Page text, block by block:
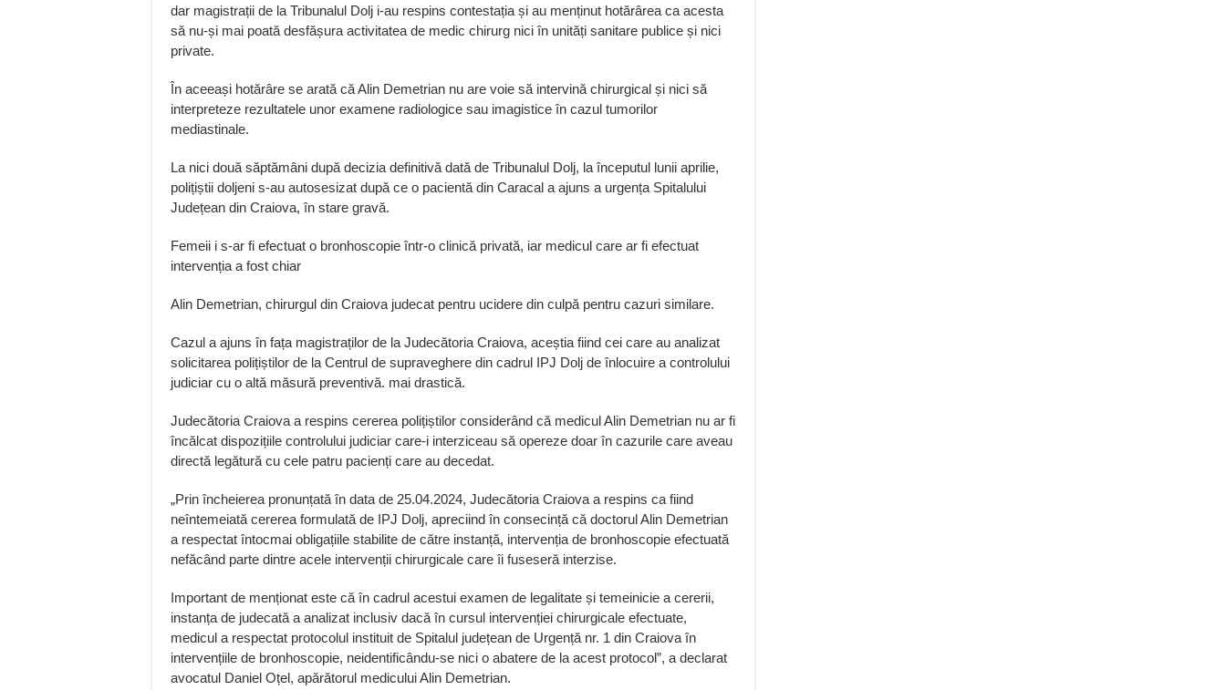
dar magistrații de la Tribunalul Dolj i-au respins contestația și au menținut hotărârea ca acesta
să nu-și mai poată desfășura activitatea de medic chirurg nici în unități sanitare publice și nici
private.
În aceeași hotărâre se arată că Alin Demetrian nu are voie să intervină chirurgical și nici să
interpreteze rezultatele unor examene radiologice sau imagistice în cazul tumorilor
mediastinale.
La nici două săptămâni după decizia definitivă dată de Tribunalul Dolj, la începutul lunii aprilie,
polițiștii doljeni s-au autosesizat după ce o pacientă din Caracal a ajuns a urgența Spitalului
Județean din Craiova, în stare gravă.
Femeii i s-ar fi efectuat o bronhoscopie într-o clinică privată, iar medicul care ar fi efectuat
intervenția a fost chiar
Alin Demetrian, chirurgul din Craiova judecat pentru ucidere din culpă pentru cazuri similare.
Cazul a ajuns în fața magistraților de la Judecătoria Craiova, aceștia fiind cei care au analizat
solicitarea polițiștilor de la Centrul de supraveghere din cadrul IPJ Dolj de înlocuire a controlului
judiciar cu o altă măsură preventivă. mai drastică.
Judecătoria Craiova a respins cererea polițiștilor considerând că medicul Alin Demetrian nu ar fi
încălcat dispozițiile controlului judiciar care-i interziceau să opereze doar în cazurile care aveau
directă legătură cu cele patru pacienți care au decedat.
„Prin încheierea pronunțată în data de 25.04.2024, Judecătoria Craiova a respins ca fiind
neîntemeiată cererea formulată de IPJ Dolj, apreciind în consecință că doctorul Alin Demetrian
a respectat întocmai obligațiile stabilite de către instanță, intervenția de bronhoscopie efectuată
nefăcând parte dintre acele intervenții chirurgicale care îi fuseseră interzise.
Important de menționat este că în cadrul acestui examen de legalitate și temeinicie a cererii,
instanța de judecată a analizat inclusiv dacă în cursul intervenției chirurgicale efectuate,
medicul a respectat protocolul instituit de Spitalul județean de Urgență nr. 1 din Craiova în
intervențiile de bronhoscopie, neidentificându-se nici o abatere de la acest protocol”, a declarat
avocatul Daniel Oțel, apărătorul medicului Alin Demetrian.